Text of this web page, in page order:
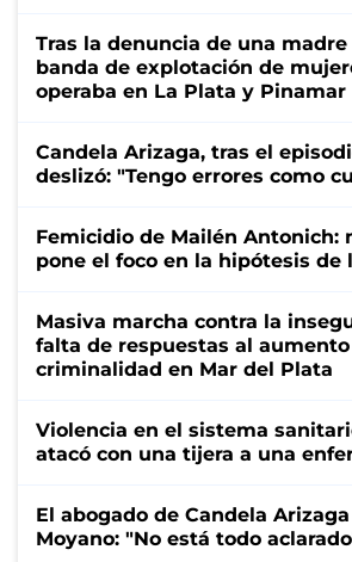
Tras la denuncia de una madre
banda de explotación de
operaba en La Plata y Pinamar
Candela Arizaga, tras el
deslizó: "Tengo errores como
Femicidio de Mailén Antonich:
pone el foco en la hipótesis de
Masiva marcha contra la
falta de respuestas al
criminalidad en Mar del Plata
Violencia en el sistema
atacó con una tijera a una
El abogado de Candela
Moyano: "No está todo